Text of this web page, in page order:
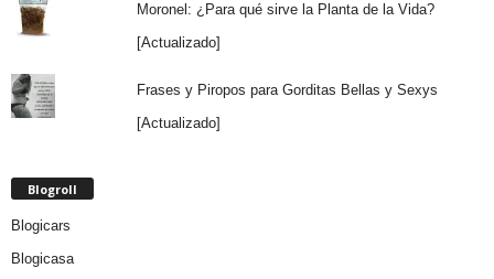
Moronel: ¿Para qué sirve la Planta de la Vida?
[Actualizado]
Frases y Piropos para Gorditas Bellas y Sexys
[Actualizado]
Blogroll
Blogicars
Blogicasa